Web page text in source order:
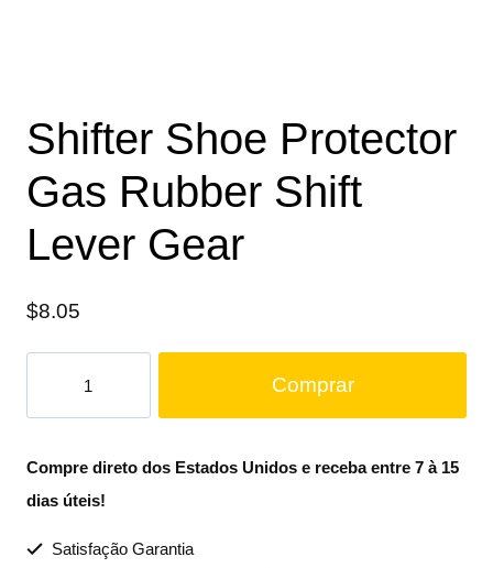
Shifter Shoe Protector
Gas Rubber Shift
Lever Gear
$8.05
Comprar
Compre direto dos Estados Unidos e receba entre 7 à 15
dias úteis!
Satisfação Garantia